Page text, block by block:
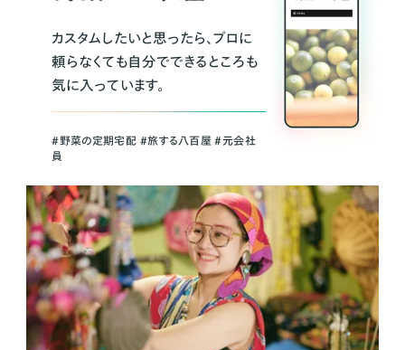
カスタムしたいと思ったら、プロに
頼らなくても自分でできるところも
気に入っています。
＃野菜の定期宅配 ＃旅する八百屋 ＃元会社
員